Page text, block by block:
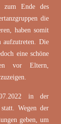
zum Ende des
die
haben somit
aufzutreten. Die
eine schöne
vor Eltern,
in der
Wegen der
geben, um